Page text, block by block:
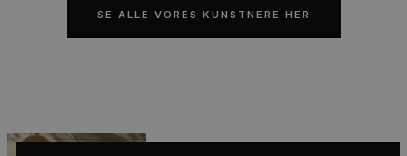
SE ALLE VORES KUNSTNERE HER